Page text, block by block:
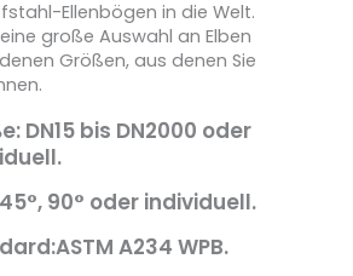
Ellenbögen in die Welt.
große Auswahl an Elben
Größen, aus denen Sie
DN15 bis DN2000 oder
90° oder individuell.
A234 WPB.